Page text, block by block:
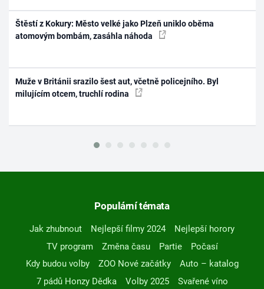
Štěstí z Kokury: Město velké jako Plzeň uniklo oběma
atomovým bombám, zasáhla náhoda
Muže v Británii srazilo šest aut, včetně policejního. Byl
milujícím otcem, truchlí rodina
Populární témata
Jak zhubnout Nejlepší filmy 2024
Nejlepší horory
TV program
Změna času Partie
Počasí
Kdy budou volby
ZOO Nové začátky
Auto – katalog
7 pádů Honzy Dědka
Volby 2025
Svařené víno